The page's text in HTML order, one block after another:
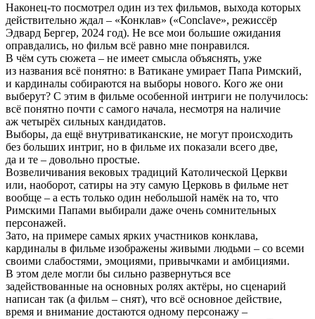
Наконец-то посмотрел один из тех фильмов, выхода которых
действительно ждал – «Конклав» («Conclave», режиссёр
Эдвард Бергер, 2024 год). Не все мои большие ожидания
оправдались, но фильм всё равно мне понравился.
В чём суть сюжета – не имеет смысла объяснять, уже
из названия всё понятно: в Ватикане умирает Папа Римский,
и кардиналы собираются на выборы нового. Кого же они
выберут? С этим в фильме особенной интриги не получилось:
всё понятно почти с самого начала, несмотря на наличие
аж четырёх сильных кандидатов.
Выборы, да ещё внутриватиканские, не могут происходить
без больших интриг, но в фильме их показали всего две,
да и те – довольно простые.
Возвеличивания вековых традиций Католической Церкви
или, наоборот, сатиры на эту самую Церковь в фильме нет
вообще – а есть только один небольшой намёк на то, что
Римскими Папами выбирали даже очень сомнительных
персонажей.
Зато, на примере самых ярких участников конклава,
кардиналы в фильме изображены живыми людьми – со всеми
своими слабостями, эмоциями, привычками и амбициями.
В этом деле могли бы сильно развернуться все
задействованные на основных ролях актёры, но сценарий
написан так (а фильм – снят), что всё основное действие,
время и внимание достаются одному персонажу –